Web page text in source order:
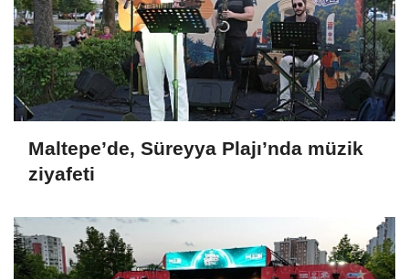
Maltepe’de, Süreyya Plajı’nda müzik
ziyafeti